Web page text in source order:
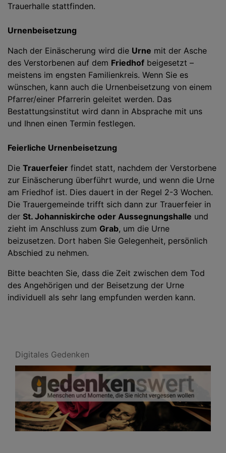
Trauerhalle stattfinden.
Urnenbeisetzung
Nach der Einäscherung wird die Urne mit der Asche
des Verstorbenen auf dem Friedhof beigesetzt –
meistens im engsten Familienkreis. Wenn Sie es
wünschen, kann auch die Urnenbeisetzung von einem
Pfarrer/einer Pfarrerin geleitet werden. Das
Bestattungsinstitut wird dann in Absprache mit uns
und Ihnen einen Termin festlegen.
Feierliche Urnenbeisetzung
Die Trauerfeier findet statt, nachdem der Verstorbene
zur Einäscherung überführt wurde, und wenn die Urne
am Friedhof ist. Dies dauert in der Regel 2-3 Wochen.
Die Trauergemeinde trifft sich dann zur Trauerfeier in
der St. Johanniskirche oder Aussegnungshalle und
zieht im Anschluss zum Grab, um die Urne
beizusetzen. Dort haben Sie Gelegenheit, persönlich
Abschied zu nehmen.
Bitte beachten Sie, dass die Zeit zwischen dem Tod
des Angehörigen und der Beisetzung der Urne
individuell als sehr lang empfunden werden kann.
Digitales Gedenken